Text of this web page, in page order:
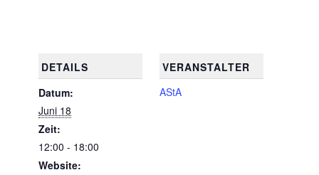
DETAILS
Datum:
Juni 18
Zeit:
12:00 - 18:00
Website:
VERANSTALTER
AStA